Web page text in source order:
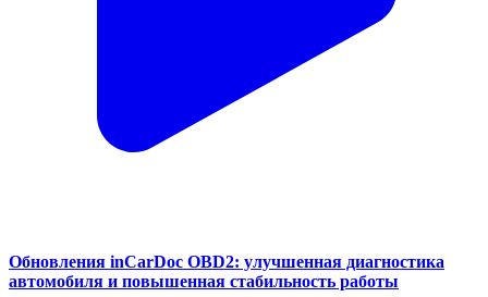
Обновления inCarDoc OBD2: улучшенная диагностика
автомобиля и повышенная стабильность работы